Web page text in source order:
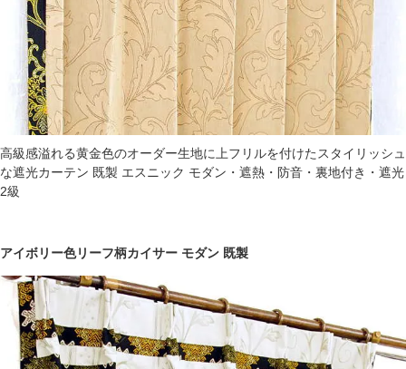
高級感溢れる黄金色のオーダー生地に上フリルを付けたスタイリッシュ
な遮光カーテン 既製 エスニック モダン・遮熱・防音・裏地付き・遮光
2級
アイボリー色リーフ柄カイサー モダン 既製